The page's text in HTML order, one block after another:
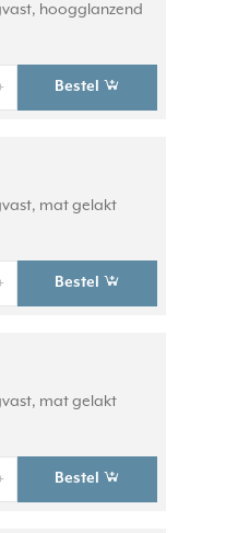
hoogglanzend
Bestel
mat gelakt
Bestel
mat gelakt
Bestel